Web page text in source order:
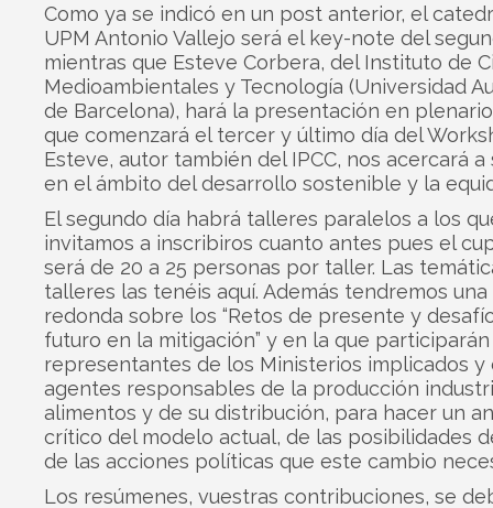
Como ya se indicó en un post anterior, el
UPM Antonio Vallejo será el key-note del
mientras que Esteve Corbera, del Instituto de
Medioambientales y Tecnología (Universidad
de Barcelona), hará la presentación en
que comenzará el tercer y último día del
Esteve, autor también del IPCC, nos acercará a
en el ámbito del desarrollo sostenible y la
El segundo día habrá talleres paralelos a los
invitamos a inscribiros cuanto antes pues el
será de 20 a 25 personas por taller. Las
talleres las tenéis aquí. Además tendremos una
redonda sobre los “Retos de presente y
futuro en la mitigación” y en la que participarán
representantes de los Ministerios implicados y
agentes responsables de la producción
alimentos y de su distribución, para hacer un
crítico del modelo actual, de las posibilidades
de las acciones políticas que este cambio
Los resúmenes, vuestras contribuciones, se